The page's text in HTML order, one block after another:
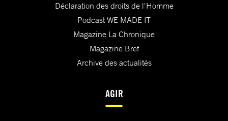
Déclaration des droits de l'Homme
Podcast WE MADE IT
Magazine La Chronique
Magazine Bref
Archive des actualités
AGIR